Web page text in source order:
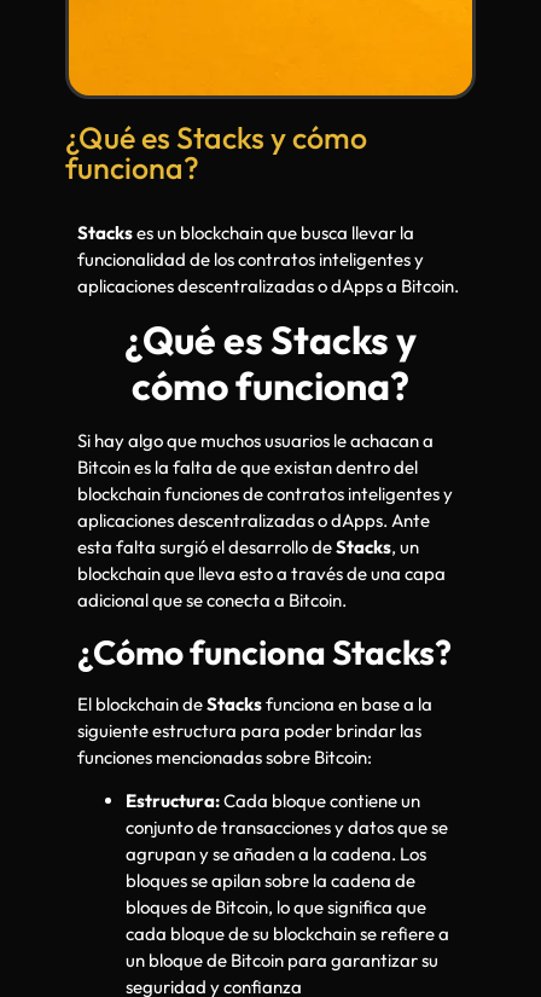
¿Qué es Stacks y cómo
funciona?
Stackses un blockchain que busca llevar la
funcionalidad de los contratos inteligentes y
aplicaciones descentralizadas o dApps a Bitcoin.
¿Qué es Stacks y
cómo funciona?
Si hay algo que muchos usuarios le achacan a
Bitcoin es la falta de que existan dentro del
blockchain funciones de contratos inteligentes y
aplicaciones descentralizadas o dApps. Ante
esta falta surgió el desarrollo deStacks, un
blockchain que lleva esto a través de una capa
adicional que se conecta a Bitcoin.
¿Cómo funciona Stacks?
El blockchain deStacksfunciona en base a la
siguiente estructura para poder brindar las
funciones mencionadas sobre Bitcoin:
Estructura:Cada bloque contiene un
conjunto de transacciones y datos que se
agrupan y se añaden a la cadena. Los
bloques se apilan sobre la cadena de
bloques de Bitcoin, lo que significa que
cada bloque de su blockchain se refiere a
un bloque de Bitcoin para garantizar su
seguridad y confianza